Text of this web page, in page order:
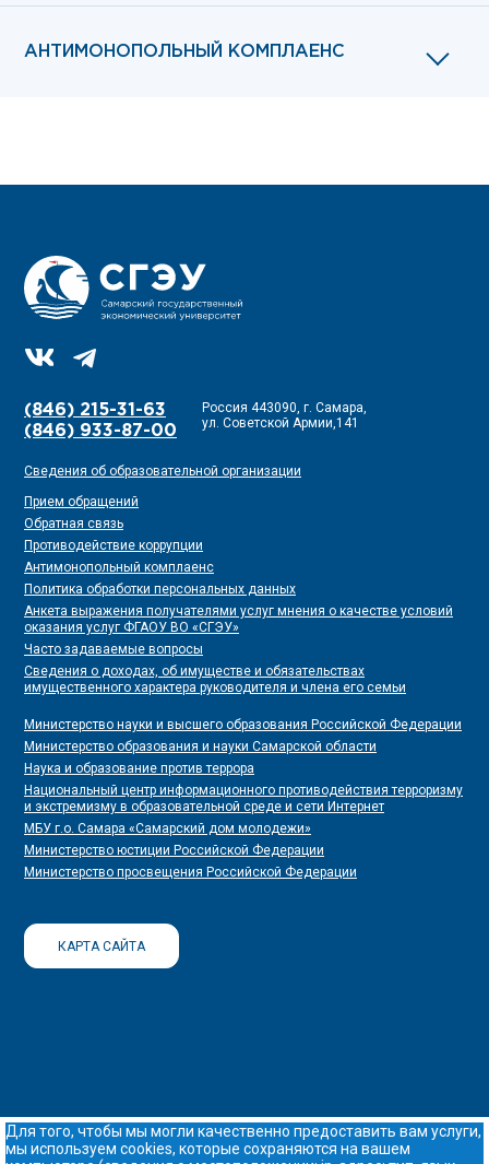
АНТИМОНОПОЛЬНЫЙ КОМПЛАЕНС
(846) 215-31-63
(846) 933-87-00
Россия 443090, г. Самара,
ул. Советской Армии,141
Сведения об образовательной организации
Прием обращений
Обратная связь
Противодействие коррупции
Антимонопольный комплаенс
Политика обработки персональных данных
Анкета выражения получателями услуг мнения о качестве условий
оказания услуг ФГАОУ ВО «СГЭУ»
Часто задаваемые вопросы
Сведения о доходах, об имуществе и обязательствах
имущественного характера руководителя и члена его семьи
Министерство науки и высшего образования Российской Федерации
Министерство образования и науки Самарской области
Наука и образование против террора
Национальный центр информационного противодействия терроризму
и экстремизму в образовательной среде и сети Интернет
МБУ г.о. Самара «Самарский дом молодежи»
Министерство юстиции Российской Федерации
Министерство просвещения Российской Федерации
КАРТА САЙТА
Для того, чтобы мы могли качественно предоставить вам услуги,
мы используем cookies, которые сохраняются на вашем